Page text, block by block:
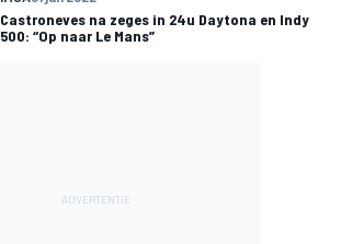
Castroneves na zeges in 24u Daytona en Indy
500: “Op naar Le Mans”